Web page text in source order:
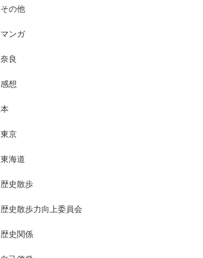
その他
マンガ
奈良
感想
本
東京
東海道
歴史散歩
歴史散歩力向上委員会
歴史関係